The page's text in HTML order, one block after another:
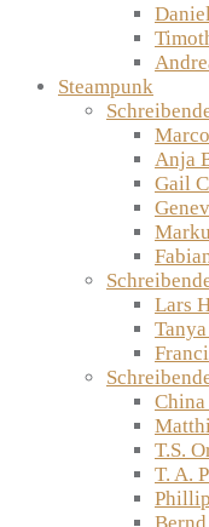
Steampunk
Anja
Gail
Lars
T.S.
T. A.
Phillip